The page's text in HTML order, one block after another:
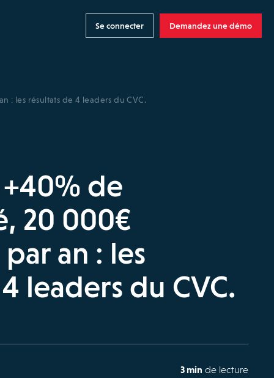
Se connecter Demandez une démo
: les résultats de 4 leaders du CVC.
de
20 000€
an : les
leaders du CVC.
3 min de lecture